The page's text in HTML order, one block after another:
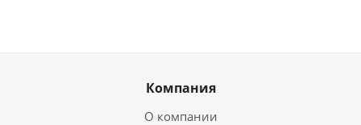
Компания
О компании